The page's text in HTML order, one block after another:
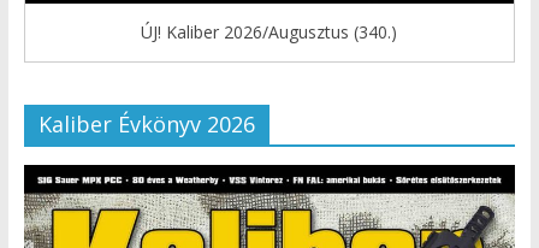
ÚJ! Kaliber 2026/Augusztus (340.)
Kaliber Évkönyv 2026